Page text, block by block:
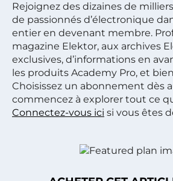
Rejoignez des dizaines de
de passionnés d’électronique
entier en devenant membre.
magazine Elektor, aux archives
exclusives, d’informations en
les produits Academy Pro, et
Choisissez un abonnement dès
commencez à explorer tout ce
Connectez-vous ici si vous êtes